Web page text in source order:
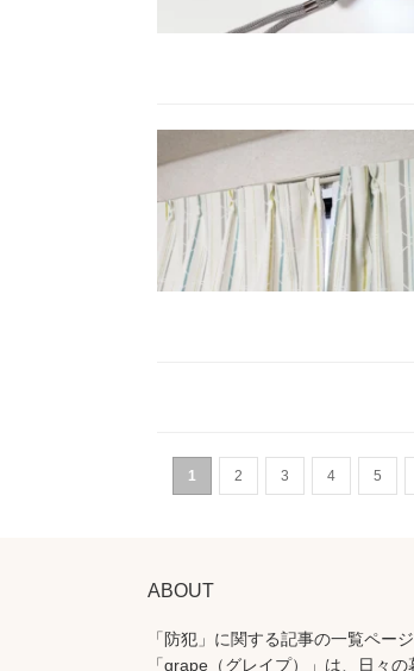
1 2 3 4 5
ABOUT
「防犯」に関する記事の一覧ページ
「grape（グレイプ）」は、日々